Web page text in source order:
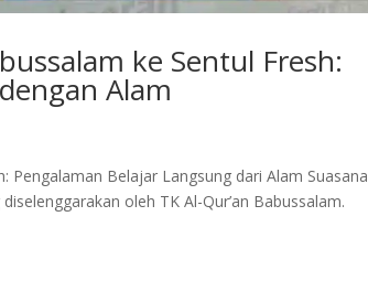
ke Sentul Fresh:
Alam
Pengalaman Belajar Langsung dari Alam Suasana
oleh TK Al-Qur’an Babussalam.